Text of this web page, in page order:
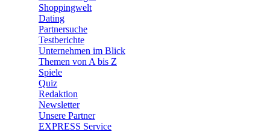
Shoppingwelt
Dating
Partnersuche
Testberichte
Unternehmen im Blick
Themen von A bis Z
Spiele
Quiz
Redaktion
Newsletter
Unsere Partner
EXPRESS Service